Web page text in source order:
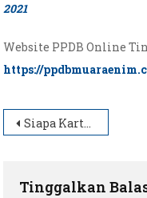
2021
Website PPDB Online
https://
Navigasi
Siapa Kartini, Sosok yang Memperjuangkan Hak-hak dan Pendidikan untuk Perempuan?
Tinggalkan